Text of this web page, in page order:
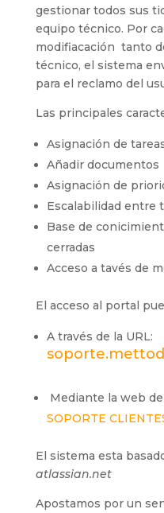
gestionar todos sus
equipo técnico. Por
modifiacación tanto
técnico, el sistema
para el reclamo del
Las principales
Asignación de
Añadir documentos
Asignación de
Escalabilidad entre
Base de
cerradas
Acceso a tavés de
El acceso al portal
A través de la URL:
Mediante la web
SOPORTE
El sistema esta
atlassian.net
Apostamos por un